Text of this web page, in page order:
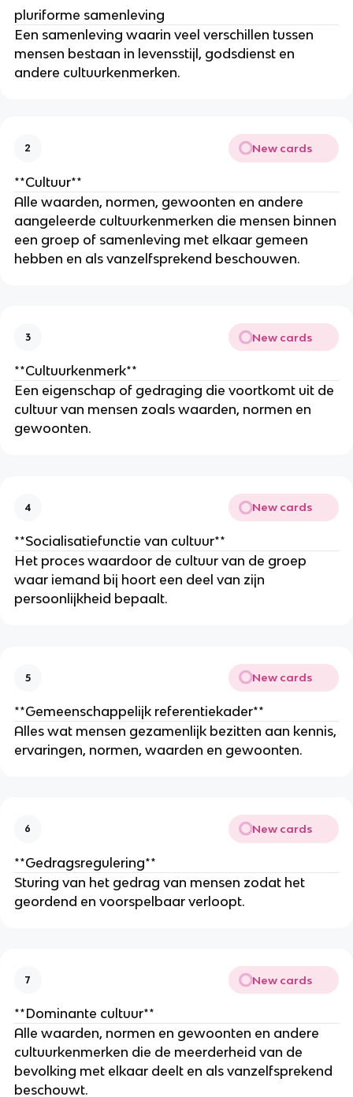
pluriforme samenleving
Een samenleving waarin veel verschillen tussen
mensen bestaan in levensstijl, godsdienst en
andere cultuurkenmerken.
2 New cards
**Cultuur**
Alle waarden, normen, gewoonten en andere
aangeleerde cultuurkenmerken die mensen binnen
een groep of samenleving met elkaar gemeen
hebben en als vanzelfsprekend beschouwen.
3 New cards
**Cultuurkenmerk**
Een eigenschap of gedraging die voortkomt uit de
cultuur van mensen zoals waarden, normen en
gewoonten.
4 New cards
**Socialisatiefunctie van cultuur**
Het proces waardoor de cultuur van de groep
waar iemand bij hoort een deel van zijn
persoonlijkheid bepaalt.
5 New cards
**Gemeenschappelijk referentiekader**
Alles wat mensen gezamenlijk bezitten aan kennis,
ervaringen, normen, waarden en gewoonten.
6 New cards
**Gedragsregulering**
Sturing van het gedrag van mensen zodat het
geordend en voorspelbaar verloopt.
7 New cards
**Dominante cultuur**
Alle waarden, normen en gewoonten en andere
cultuurkenmerken die de meerderheid van de
bevolking met elkaar deelt en als vanzelfsprekend
beschouwt.